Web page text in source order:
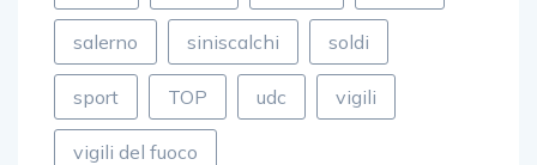
salerno siniscalchi soldi
sport TOP udc vigili
vigili del fuoco